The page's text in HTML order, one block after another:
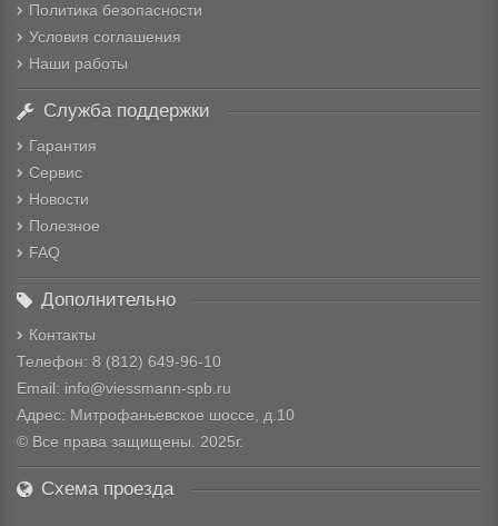
Политика безопасности
Условия соглашения
Наши работы
Служба поддержки
Гарантия
Сервис
Новости
Полезное
FAQ
Дополнительно
Контакты
Телефон: 8 (812) 649-96-10
Email: info@viessmann-spb.ru
Адрес: Митрофаньевское шоссе, д.10
© Все права защищены. 2025г.
Схема проезда